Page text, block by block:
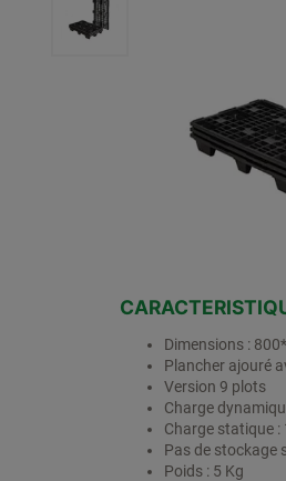
Dimensions :
Plancher ajouré
Version 9 plots
Charge
Charge statique :
Pas de stockage
Poids : 5 Kg